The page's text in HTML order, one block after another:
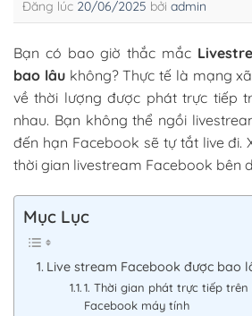
Đăng lúc 20/06/2025 bởi admin
Bạn có bao giờ thắc mắc
bao lâukhông? Thực tế là mạng
về thời lượng được phát trực tiếp
nhau. Bạn không thể ngồi
đến hạn Facebook sẽ tự tắt live đi.
thời gian livestream Facebook bên
Mục Lục
Live stream Facebook được bao
1. Thời gian phát trực tiếp trên
Facebook máy tính